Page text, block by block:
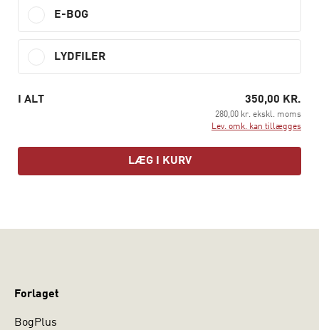
Ib Ravn, Nanna Munk og Kenneth Agerholm er partnere
i konsulenthuset FLOK. Signe Bonnén er selvstændig
konsulent.
E-BOG
LYDFILER
I ALT 350,00 KR.
280,00 kr. ekskl. moms
Lev. omk. kan tillægges
LÆG I KURV
Forlaget
BogPlus